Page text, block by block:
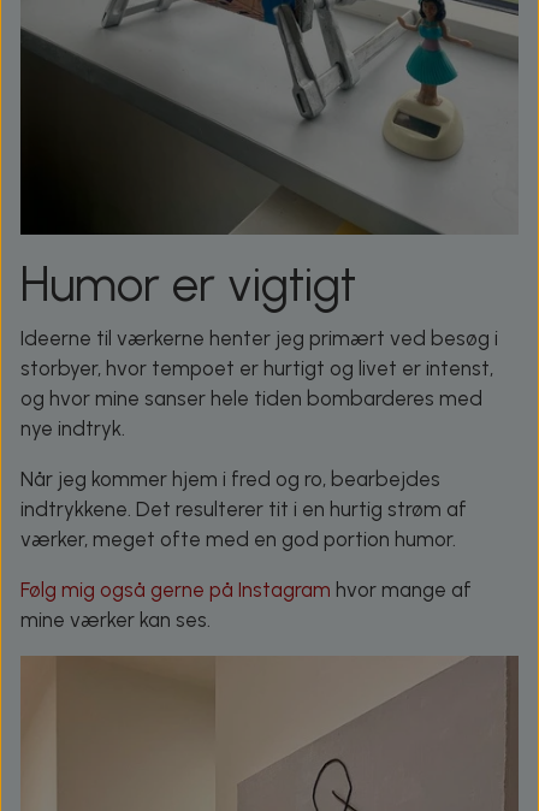
Humor er vigtigt
Ideerne til værkerne henter jeg primært ved besøg i
storbyer, hvor tempoet er hurtigt og livet er intenst,
og hvor mine sanser hele tiden bombarderes med
nye indtryk.
Når jeg kommer hjem i fred og ro, bearbejdes
indtrykkene. Det resulterer tit i en hurtig strøm af
værker, meget ofte med en god portion humor.
Følg mig også gerne på Instagram hvor mange af
mine værker kan ses.